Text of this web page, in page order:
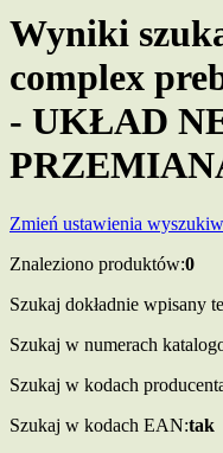
Wyniki
complex
- UKŁAD
Zmień ustawienia
Znaleziono produktów:0
Szukaj dokładnie wpisany
Szukaj w numerach
Szukaj w kodach
Szukaj w kodach EAN:tak